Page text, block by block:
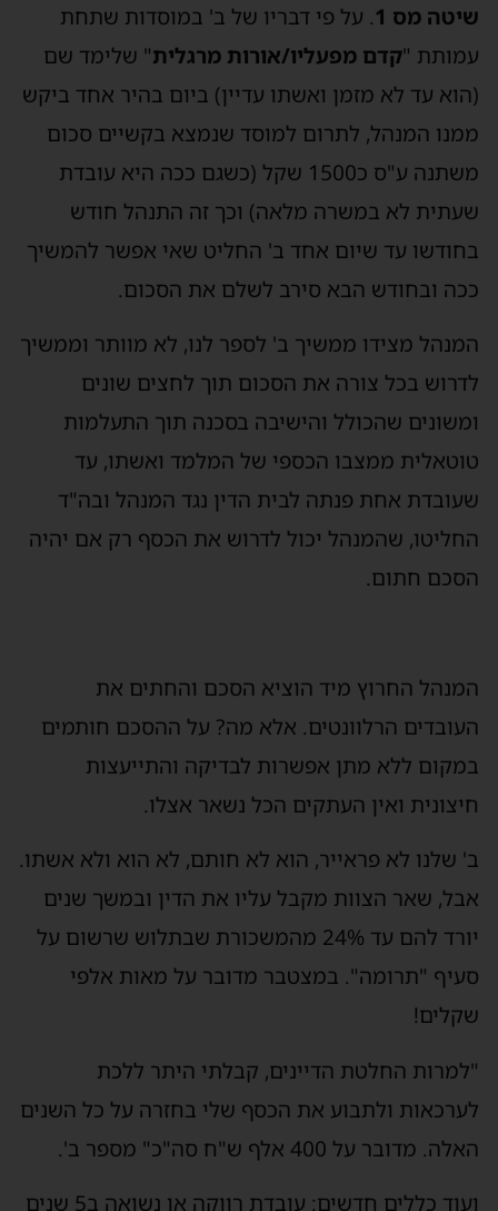
שיטה מס 1
. על פי דבריו של ב' במוסדות שתחת
עמותת "קדם מפעליו/אורות מרגלית" שלימד שם
(הוא עד לא מזמן ואשתו עדיין) ביום בהיר אחד ביקש
ממנו המנהל, לתרום למוסד שנמצא בקשיים סכום
משתנה ע"ס כ1500 שקל (כשגם ככה היא עובדת
שעתית לא במשרה מלאה) וכך זה התנהל חודש
בחודשו עד שיום אחד ב' החליט שאי אפשר להמשיך
ככה ובחודש הבא סירב לשלם את הסכום.
המנהל מצידו ממשיך ב' לספר לנו, לא מוותר וממשיך
לדרוש בכל צורה את הסכום תוך לחצים שונים
ומשונים שהכולל והישיבה בסכנה תוך התעלמות
טוטאלית ממצבו הכספי של המלמד ואשתו, עד
שעובדת אחת פנתה לבית הדין נגד המנהל ובה"ד
החליטו, שהמנהל יכול לדרוש את הכסף רק אם יהיה
הסכם חתום.
המנהל החרוץ מיד הוציא הסכם והחתים את
העובדים הרלוונטים. אלא מה? על ההסכם חותמים
במקום ללא מתן אפשרות לבדיקה והתייעצות
חיצונית ואין העתקים הכל נשאר אצלו.
ב' שלנו לא פראייר, הוא לא חותם, לא הוא ולא אשתו.
אבל, שאר הצוות מקבל עליו את הדין ובמשך שנים
יורד להם עד 24% מהמשכורת שבתלוש שרשום על
סעיף "תרומה". במצטבר מדובר על מאות אלפי
שקלים!
"למרות החלטת הדיינים, קבלתי היתר ללכת
לערכאות ולתבוע את הכסף שלי בחזרה על כל השנים
האלה. מדובר על 400 אלף ש"ח סה"כ" מספר ב'.
ועוד כללים חדשים: עובדת רווקה או נשואה ב5 שנים